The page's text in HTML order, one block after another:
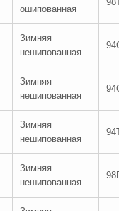
ошипованная
Зимняя
нешипованная
Зимняя
нешипованная
Зимняя
нешипованная
Зимняя
нешипованная